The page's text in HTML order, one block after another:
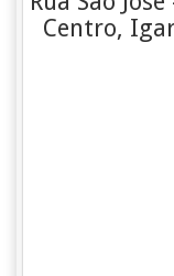
Centro,